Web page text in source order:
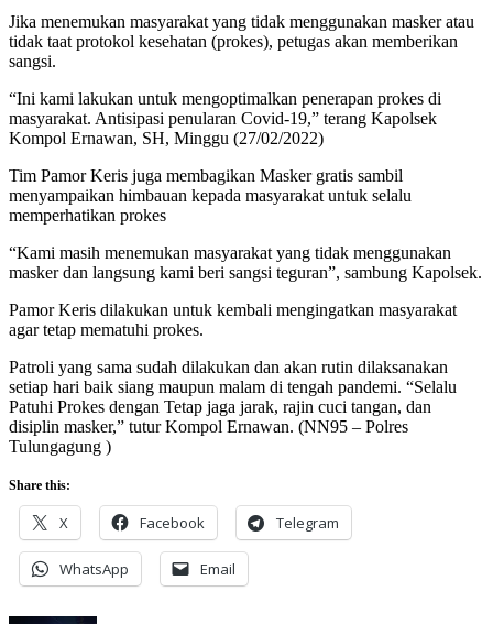
Jika menemukan masyarakat yang tidak menggunakan masker atau
tidak taat protokol kesehatan (prokes), petugas akan memberikan
sangsi.
“Ini kami lakukan untuk mengoptimalkan penerapan prokes di
masyarakat. Antisipasi penularan Covid-19,” terang Kapolsek
Kompol Ernawan, SH, Minggu (27/02/2022)
Tim Pamor Keris juga membagikan Masker gratis sambil
menyampaikan himbauan kepada masyarakat untuk selalu
memperhatikan prokes
“Kami masih menemukan masyarakat yang tidak menggunakan
masker dan langsung kami beri sangsi teguran”, sambung Kapolsek.
Pamor Keris dilakukan untuk kembali mengingatkan masyarakat
agar tetap mematuhi prokes.
Patroli yang sama sudah dilakukan dan akan rutin dilaksanakan
setiap hari baik siang maupun malam di tengah pandemi. “Selalu
Patuhi Prokes dengan Tetap jaga jarak, rajin cuci tangan, dan
disiplin masker,” tutur Kompol Ernawan. (NN95 – Polres
Tulungagung )
Share this:
X Facebook Telegram
WhatsApp Email